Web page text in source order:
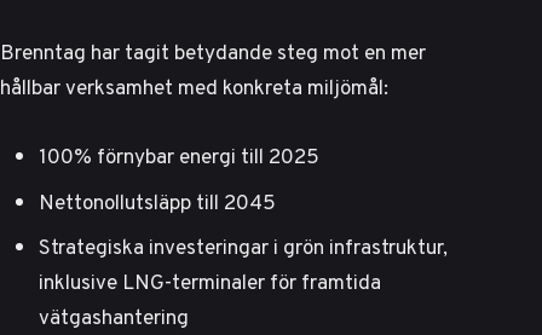
Brenntag har tagit betydande steg mot en mer
hållbar verksamhet med konkreta miljömål:
100% förnybar energi till 2025
Nettonollutsläpp till 2045
Strategiska investeringar i grön infrastruktur,
inklusive LNG-terminaler för framtida
vätgashantering